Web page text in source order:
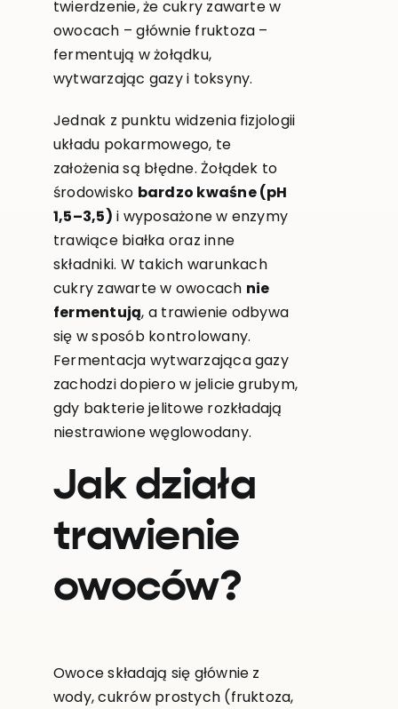
twierdzenie, że cukry zawarte w
owocach – głównie fruktoza –
fermentują w żołądku,
wytwarzając gazy i toksyny.
Jednak z punktu widzenia fizjologii
układu pokarmowego, te
założenia są błędne. Żołądek to
środowisko bardzo kwaśne (pH
1,5–3,5) i wyposażone w enzymy
trawiące białka oraz inne
składniki. W takich warunkach
cukry zawarte w owocach nie
fermentują, a trawienie odbywa
się w sposób kontrolowany.
Fermentacja wytwarzająca gazy
zachodzi dopiero w jelicie grubym,
gdy bakterie jelitowe rozkładają
niestrawione węglowodany.
Jak działa
trawienie
owoców?
Owoce składają się głównie z
wody, cukrów prostych (fruktoza,